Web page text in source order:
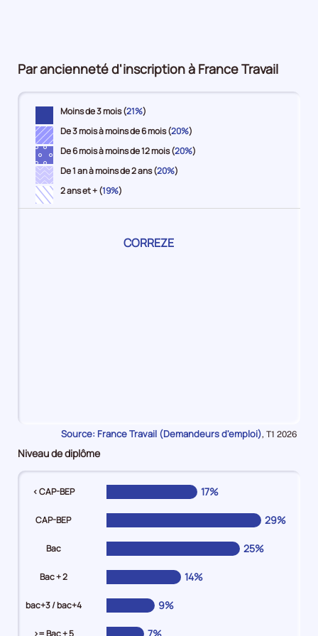
Par ancienneté d'inscription à France Travail
Moins de 3 mois (21%)
De 3 mois à moins de 6 mois (20%)
De 6 mois à moins de 12 mois (20%)
De 1 an à moins de 2 ans (20%)
2 ans et + (19%)
Pour
CORREZE
Moins
de
3
mois
en
3
à
de
Source: France Travail (Demandeurs d'emploi), Données
T1 2026
Niveau de diplôme
< CAP-BEP 17%
CAP-BEP 29%
Bac 25%
Bac + 2 14%
bac+3 / bac+4 9%
>= Bac + 5